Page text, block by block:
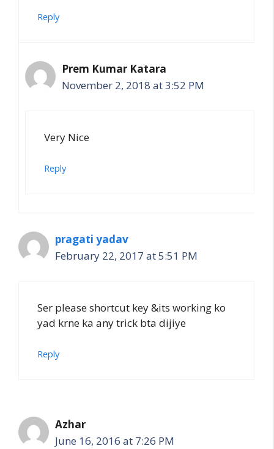
Reply
Prem Kumar Katara
November 2, 2018 at 3:52 PM
Very Nice
Reply
pragati yadav
February 22, 2017 at 5:51 PM
Ser please shortcut key &its working ko
yad krne ka any trick bta dijiye
Reply
Azhar
June 16, 2016 at 7:26 PM